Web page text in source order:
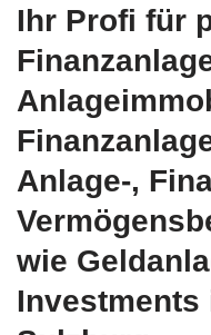
Ihr Profi für
Anlage-,
wie